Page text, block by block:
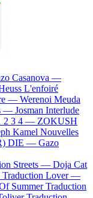
Casanova —
L'enfoiré
— Werenoi Meuda
— Josman Interlude
2 3 4 — ZOKUSH
Kamel Nouvelles
DIE — Gazo
Streets — Doja Cat
Traduction Lover —
Summer Traduction